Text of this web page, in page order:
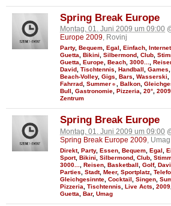
Spring Break Europe
Montag, 01. Juni 2009 um 09:00
Europe 2009, Rovinj
Party, Bequem Egal Einfach Internet
Guetta
Bikini Silbermond Club
Guetta
Europe Beach 3000...
David Tischtennis Handball Games
Beach-Volley, Gigs Bars Wasserski
Fahrrad Summer☼ Balkon
Bull
Gastronomie Pizzeria 20° 2009
Zentrum
Spring Break Europe
Montag, 01. Juni 2009 um 09:00
Spring Break Europe 2009 , Umag
Direkt, Party, Essen Bequem Egal
Sport, Bikini Silbermond Club
3000...
Reisen Basketball Golf,
Parties
Stadt, Meer, Sportplatz
Gleichgesinnte Cocktail Singen
Pizzeria
Tischtennis Live Acts 2009
Guetta
Bar, Umag